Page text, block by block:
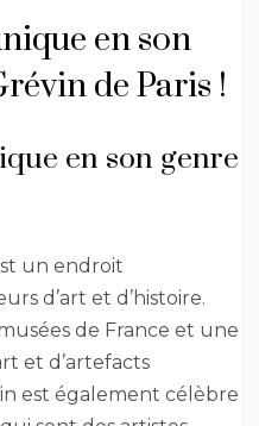
en son
de Paris !
en son genre
un endroit
d’art et d’histoire.
de France et une
et d’artefacts
est également célèbre